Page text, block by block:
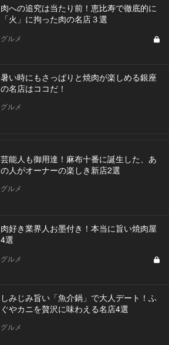
肉への追究は当たり前！恵比寿で徹底的に
「火」に拘った肉の名店３選
グルメ
暑い時にもさっぱりと焼肉が楽しめる銀座
の名店はココだ！
グルメ
芸能人も御用達！麻布十番に誕生した、あ
の人がオーナーの楽しき新店2選
グルメ
肉好き業界人お墨付き！本当に旨い焼肉屋
4選
グルメ
しみじみ旨い「魚介鍋」で大人デート！ふ
ぐやカニを贅沢に味わえる名店4選
グルメ